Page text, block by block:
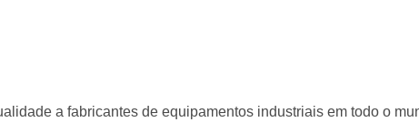
a fabricantes de equipamentos industriais em todo o